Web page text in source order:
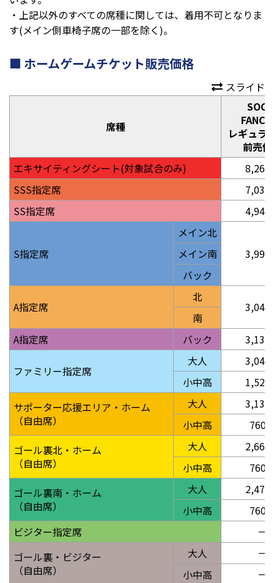
・上記以外のすべての席種に関しては、着用不可となりま
す(メイン側車椅子席の一部を除く)。
ホームゲームチケット販売価格
スライド
席種
レギュラ
前売
エキサイティングシート(対象試合のみ)
8,265
SSS指定席
7,030
SS指定席
4,940
S指定席
メイン北
3,990
メイン南
バック
A指定席
北
3,040
南
A指定席
バック 3,135
ファミリー指定席
大人
3,040
小中高
1,520
サポーター応援エリア・ホーム
（自由席）
大人
3,135
小中高
760
ゴール裏北・ホーム
（自由席）
大人
2,660
小中高
760
ゴール裏南・ホーム
（自由席）
大人
2,470
小中高
760
ビジター指定席
－
ゴール裏・ビジター
（自由席）
大人
－
小中高
－